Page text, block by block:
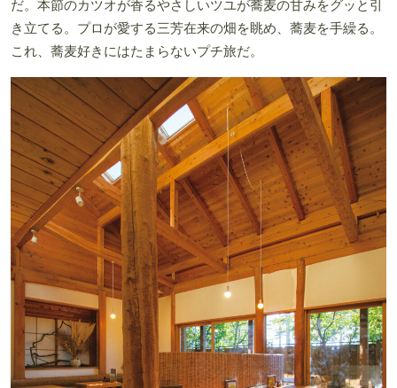
だ。本節のカツオが香るやさしいツユが蕎麦の甘みをグッと引
き立てる。プロが愛する三芳在来の畑を眺め、蕎麦を手繰る。
これ、蕎麦好きにはたまらないプチ旅だ。